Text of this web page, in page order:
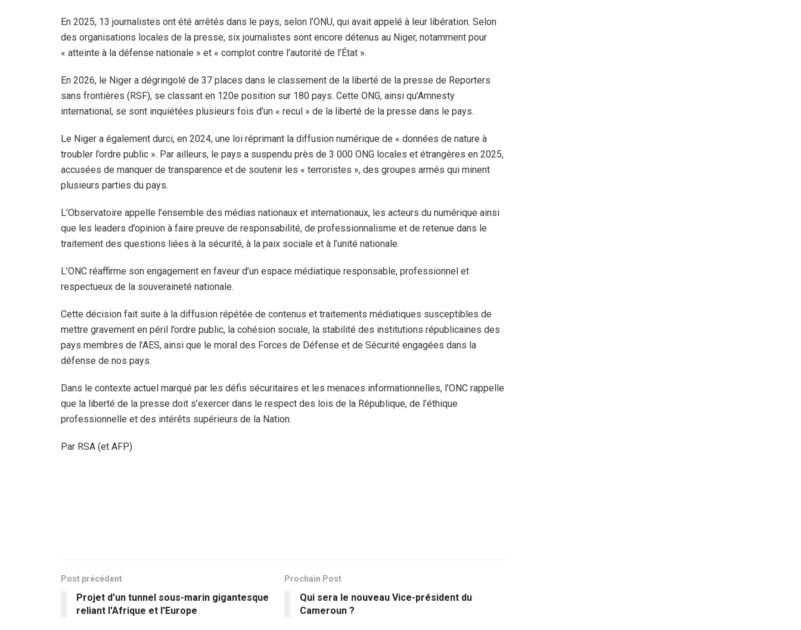
En 2025, 13 journalistes ont été arrêtés dans le pays, selon l’ONU, qui avait appelé à leur libération. Selon
des organisations locales de la presse, six journalistes sont encore détenus au Niger, notamment pour
« atteinte à la défense nationale » et « complot contre l’autorité de l’État ».
En 2026, le Niger a dégringolé de 37 places dans le classement de la liberté de la presse de Reporters
sans frontières (RSF), se classant en 120e position sur 180 pays. Cette ONG, ainsi qu’Amnesty
international, se sont inquiétées plusieurs fois d’un « recul » de la liberté de la presse dans le pays.
Le Niger a également durci, en 2024, une loi réprimant la diffusion numérique de « données de nature à
troubler l’ordre public ». Par ailleurs, le pays a suspendu près de 3 000 ONG locales et étrangères en 2025,
accusées de manquer de transparence et de soutenir les « terroristes », des groupes armés qui minent
plusieurs parties du pays.
L’Observatoire appelle l’ensemble des médias nationaux et internationaux, les acteurs du numérique ainsi
que les leaders d’opinion à faire preuve de responsabilité, de professionnalisme et de retenue dans le
traitement des questions liées à la sécurité, à la paix sociale et à l’unité nationale.
L’ONC réaffirme son engagement en faveur d’un espace médiatique responsable, professionnel et
respectueux de la souveraineté nationale.
Cette décision fait suite à la diffusion répétée de contenus et traitements médiatiques susceptibles de
mettre gravement en péril l’ordre public, la cohésion sociale, la stabilité des institutions républicaines des
pays membres de l’AES, ainsi que le moral des Forces de Défense et de Sécurité engagées dans la
défense de nos pays.
Dans le contexte actuel marqué par les défis sécuritaires et les menaces informationnelles, l’ONC rappelle
que la liberté de la presse doit s’exercer dans le respect des lois de la République, de l’éthique
professionnelle et des intérêts supérieurs de la Nation.
Par RSA (et AFP)
Post précédent
Projet d'un tunnel sous-marin gigantesque
reliant l'Afrique et l'Europe
Prochain Post
Qui sera le nouveau Vice-président du
Cameroun ?